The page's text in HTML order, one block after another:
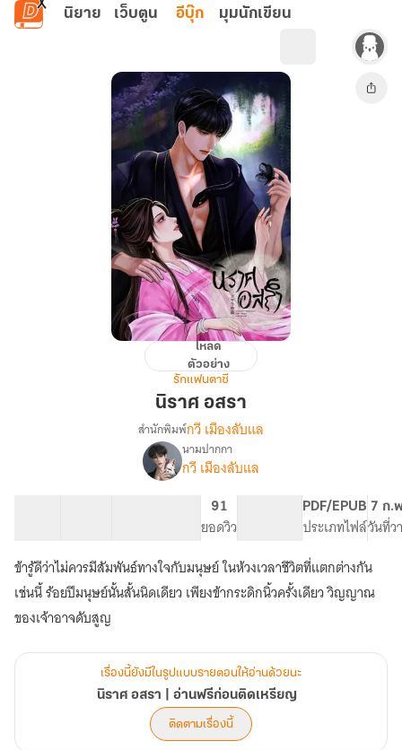
ข้ามไปยังเนื้อหาหลัก
นิยาย เว็บตูน อีบุ๊ก มุมนักเขียน
นิราศ
โหลด
ตัวอย่าง
รักแฟนตาซี
นิราศ อสรา
เรื่อง
นิราศ
อสรา
อ่าน
ฟรี
ก่อน
ติด
เหรียญ
สำนักพิมพ์กวี เมืองลับแล
นามปากกา
กวี เมืองลับแล
91
ยอดวิว
PDF/EPUB
ประเภทไฟล์
7 ก.
วันที่ว
ข้ารู้ดีว่าไม่ควรมีสัมพันธ์ทางใจกับมนุษย์ ในห้วงเวลาชีวิตที่แตกต่างกัน
เช่นนี้ ร้อยปีมนุษย์นั้นสั้นนิดเดียว เพียงข้ากระดิกนิ้วครั้งเดียว วิญญาณ
ของเจ้าอาจดับสูญ
เรื่องนี้ยังมีในรูปแบบรายตอนให้อ่านด้วยนะ
นิราศ อสรา | อ่านฟรีก่อนติดเหรียญ
ติดตามเรื่องนี้